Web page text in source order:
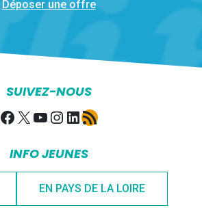
Déposer une offre
SUIVEZ-NOUS
Facebook
X YouTube
Instagram
LinkedIn
Flux RSS
INFO JEUNES
EN PAYS DE LA LOIRE